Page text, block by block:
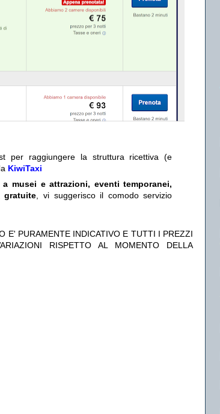
per raggiungere la struttura ricettiva (e
KiwiTaxi
a musei e attrazioni, eventi temporanei,
gratuite , vi suggerisco il comodo servizio
E' PURAMENTE INDICATIVO E TUTTI I PREZZI
RISPETTO AL MOMENTO DELLA